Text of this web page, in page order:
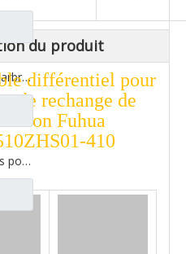
Ensemble d'engrenage à demi-arbre arrière pour pièces de rechange de camion Ford CD0041A0-6
Boîtier de différentiel interponts pour pièces de camion Fuwa AY0412M0-8
du produit
différentiel pour
de rechange de
camion Fuhua
410